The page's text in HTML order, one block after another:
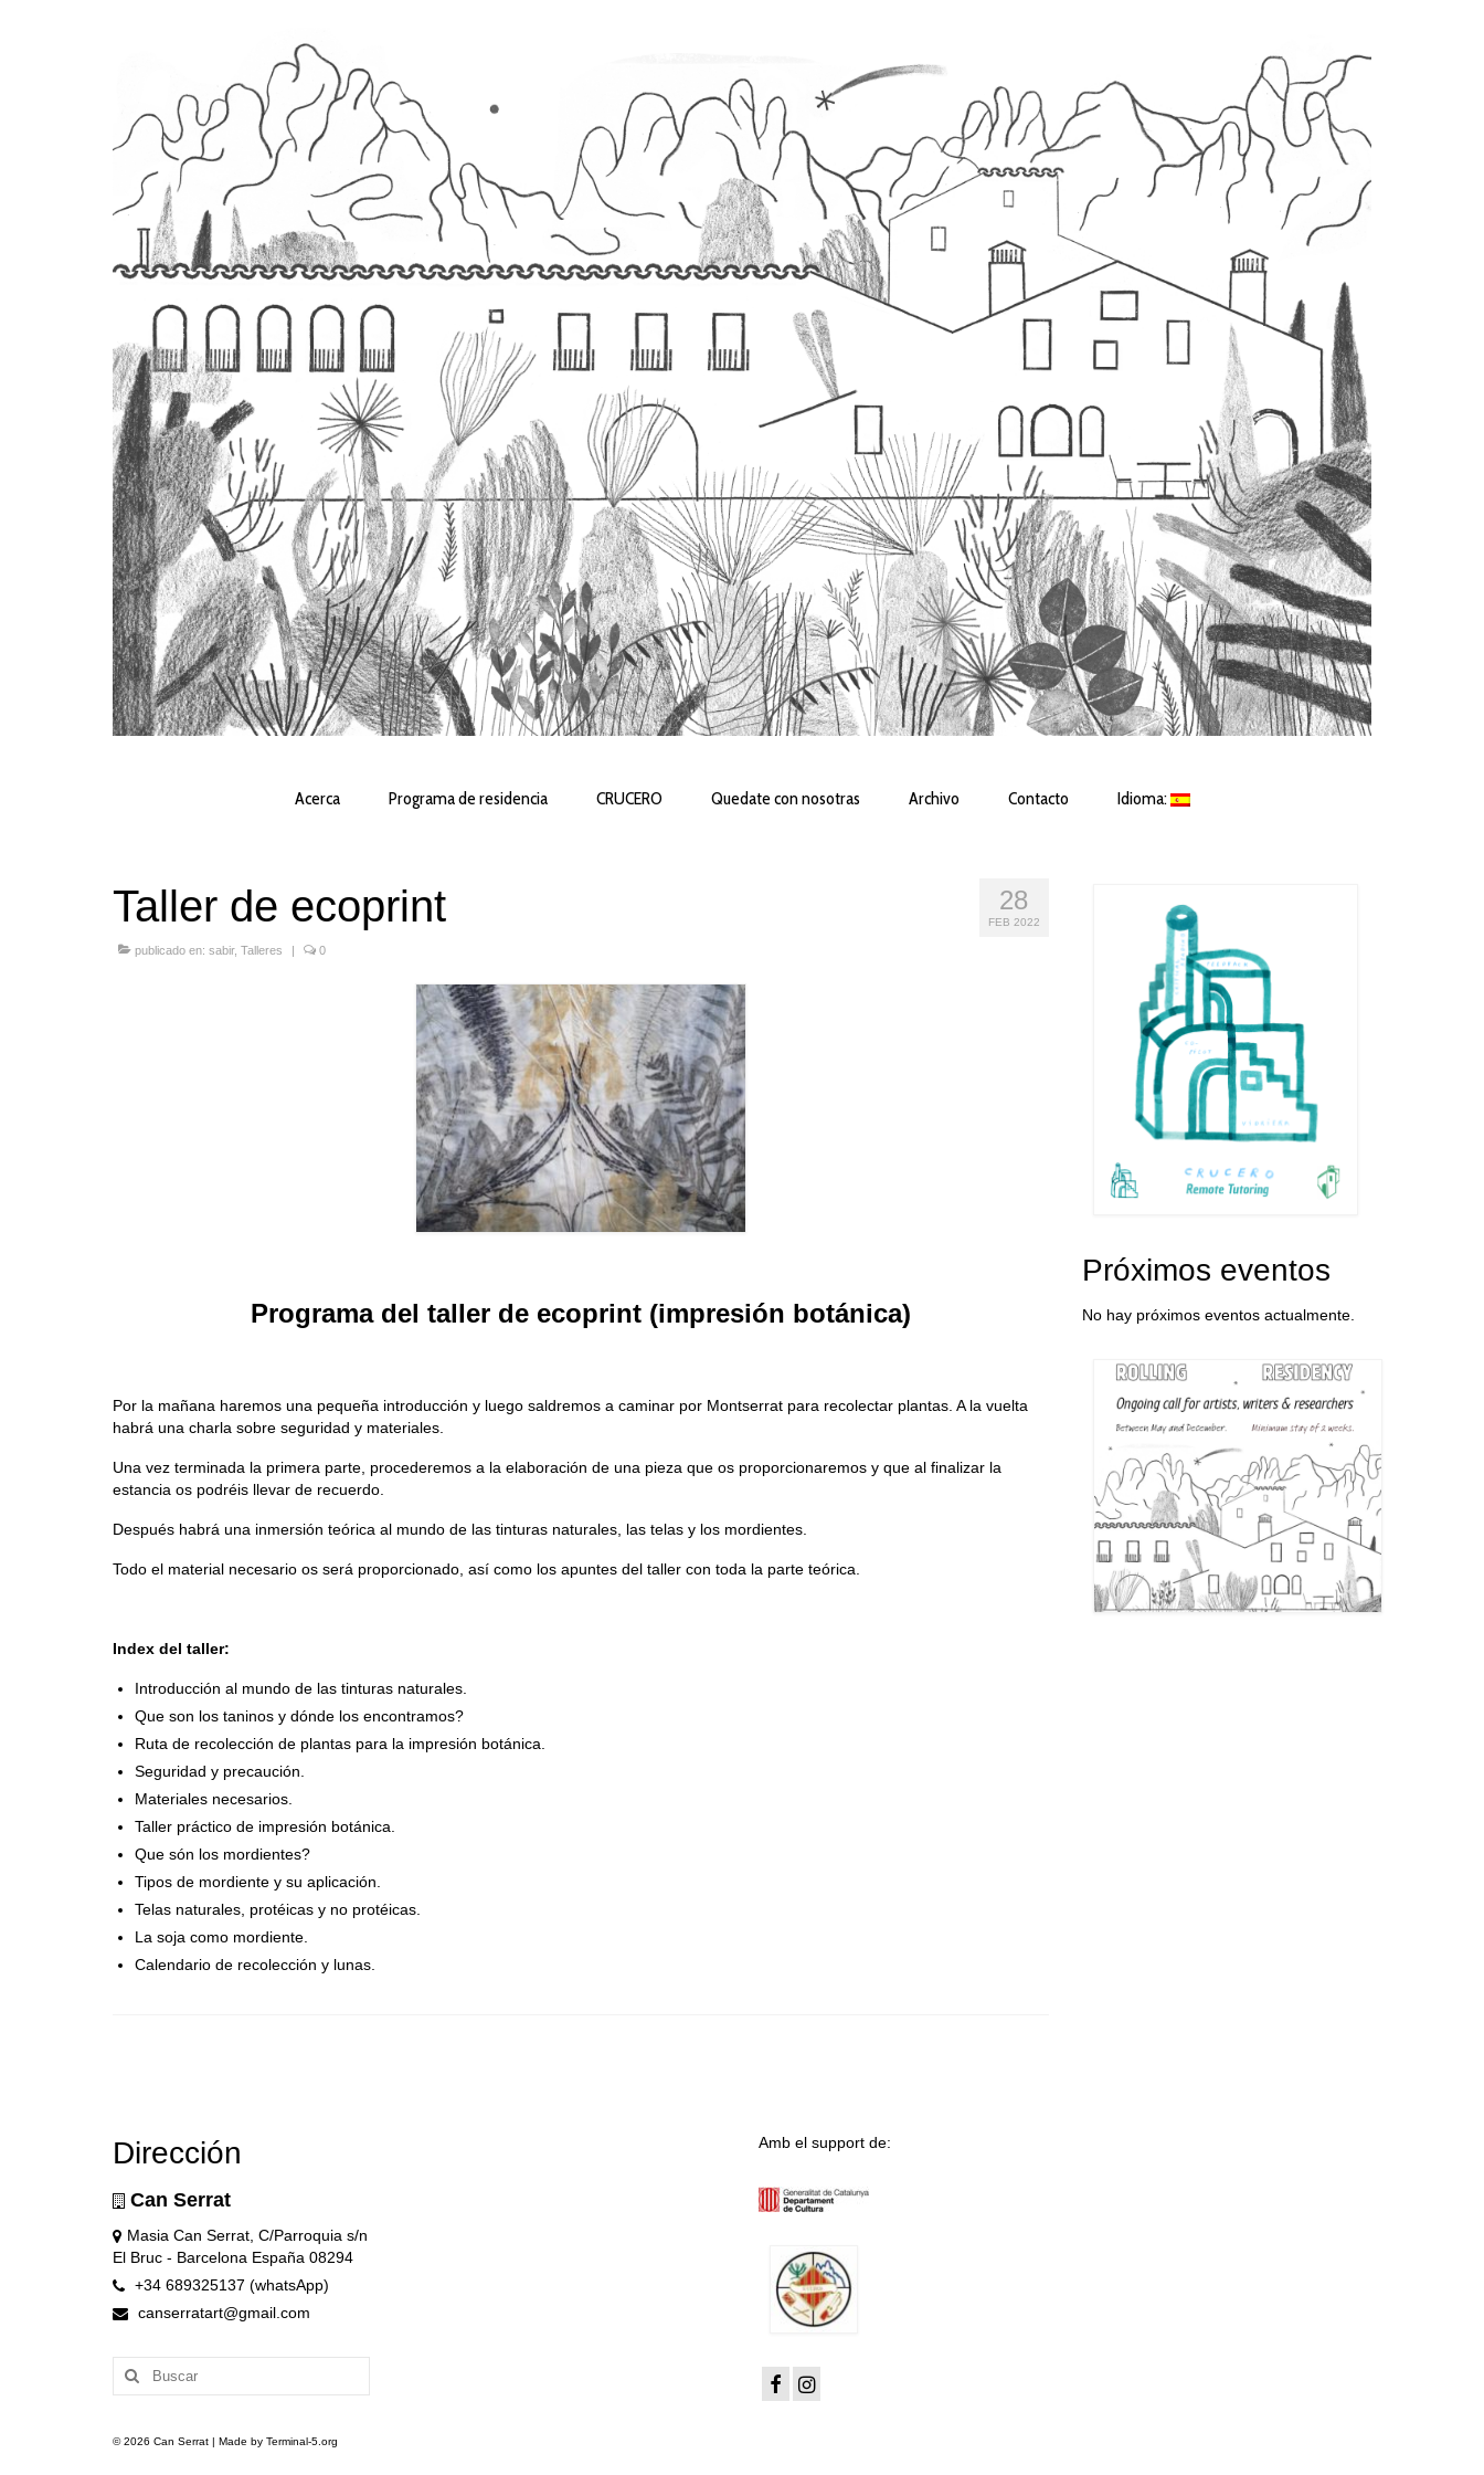
Acerca Programa de residencia CRUCERO Quedate con nosotras Archivo Contacto Idioma:
28
FEB 2022
Taller de ecoprint
publicado en: sabir, Talleres 0
Programa del taller de ecoprint (impresión botánica)
Por la mañana haremos una pequeña introducción y luego saldremos a caminar por Montserrat para recolectar plantas. A la vuelta
habrá una charla sobre seguridad y materiales.
Una vez terminada la primera parte, procederemos a la elaboración de una pieza que os proporcionaremos y que al finalizar la
estancia os podréis llevar de recuerdo.
Después habrá una inmersión teórica al mundo de las tinturas naturales, las telas y los mordientes.
Todo el material necesario os será proporcionado, así como los apuntes del taller con toda la parte teórica.
Index del taller:
Introducción al mundo de las tinturas naturales.
Que son los taninos y dónde los encontramos?
Ruta de recolección de plantas para la impresión botánica.
Seguridad y precaución.
Materiales necesarios.
Taller práctico de impresión botánica.
Que són los mordientes?
Tipos de mordiente y su aplicación.
Telas naturales, protéicas y no protéicas.
La soja como mordiente.
Calendario de recolección y lunas.
Próximos eventos
No hay próximos eventos actualmente.
Dirección
Can Serrat
Masia Can Serrat, C/Parroquia s/n
El Bruc - Barcelona España 08294
+34 689325137 (whatsApp)
canserratart@gmail.com
Buscar
por:
Amb el support de:
© 2026 Can Serrat | Made by Terminal-5.org